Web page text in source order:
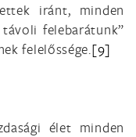
iránt, minden
felebarátunk”
felelőssége.[9]
élet minden